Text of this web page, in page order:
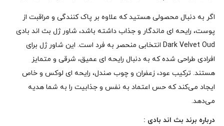
اگر به دنبال محصولی هستید که علاوه بر پاک‌ کنندگی و مراقبت از
پوست، رایحه‌ ای ماندگار و جذاب داشته باشد، شاور ژل بث اند بادی
Dark Velvet Oud انتخابی منحصر به‌ فرد است. این شاور ژل برای
افرادی طراحی شده که به دنبال رایحه‌ ای عمیق، شرقی و متمایز
هستند. ترکیب عود، زعفران و چوب صندل، رایحه‌ ای لوکس و خاص
ایجاد می‌کند که حس اعتماد به‌ نفس و جذابیت را به شما هدیه
می‌دهد.
درباره برند بث اند بادی :